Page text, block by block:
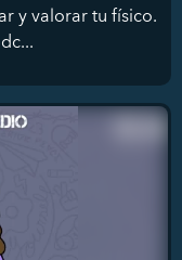
y valorar tu físico.